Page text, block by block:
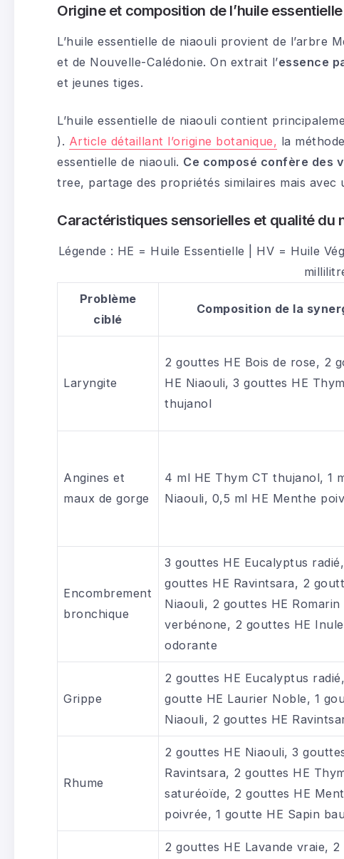
Origine et composition de l’huile
L’huile essentielle de niaouli provient de l’arbre
et de Nouvelle-Calédonie. On extrait l’essence
et jeunes tiges.
L’huile essentielle de niaouli contient
). Article détaillant l’origine botanique, la
essentielle de niaouli. Ce composé confère des
tree, partage des propriétés similaires mais avec
Caractéristiques sensorielles et qualité du
Légende : HE = Huile Essentielle | HV = Huile
Problème
ciblé
Composition de la
Laryngite
2 gouttes HE Bois de rose, 2
HE Niaouli, 3 gouttes HE
thujanol
Angines et
maux de gorge
4 ml HE Thym CT thujanol, 1
Niaouli, 0,5 ml HE Menthe
Encombrement
bronchique
3 gouttes HE Eucalyptus
gouttes HE Ravintsara, 2
Niaouli, 2 gouttes HE Romarin
verbénone, 2 gouttes HE Inule
odorante
Grippe
2 gouttes HE Eucalyptus
goutte HE Laurier Noble, 1
Niaouli, 2 gouttes HE
Rhume
2 gouttes HE Niaouli, 3
Ravintsara, 2 gouttes HE
saturéoïde, 2 gouttes HE
poivrée, 1 goutte HE Sapin
2 gouttes HE Lavande vraie, 2